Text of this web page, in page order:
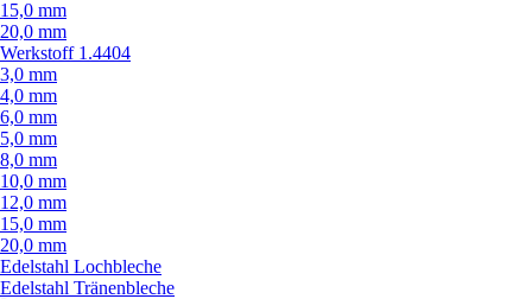
15,0 mm
20,0 mm
Werkstoff 1.4404
3,0 mm
4,0 mm
6,0 mm
5,0 mm
8,0 mm
10,0 mm
12,0 mm
15,0 mm
20,0 mm
Edelstahl Lochbleche
Edelstahl Tränenbleche